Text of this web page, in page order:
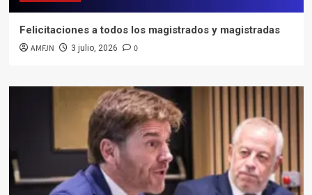
Felicitaciones a todos los magistrados y magistradas
AMFJN 3 julio, 2026 0